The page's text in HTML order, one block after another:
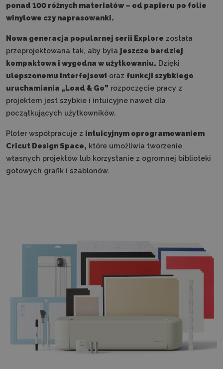
ponad 100 różnych materiałów – od papieru po folie
winylowe czy naprasowanki.
Nowa generacja popularnej serii Explore została
przeprojektowana tak, aby była jeszcze bardziej
kompaktowa i wygodna w użytkowaniu. Dzięki
ulepszonemu interfejsowi oraz funkcji szybkiego
uruchamiania „Load & Go” rozpoczęcie pracy z
projektem jest szybkie i intuicyjne nawet dla
początkujących użytkowników.
Ploter współpracuje z intuicyjnym oprogramowaniem
Cricut Design Space, które umożliwia tworzenie
własnych projektów lub korzystanie z ogromnej biblioteki
gotowych grafik i szablonów.